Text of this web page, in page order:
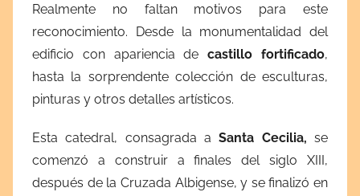
Realmente no faltan motivos para este
reconocimiento. Desde la monumentalidad del
edificio con apariencia decastillo fortificado,
hasta la sorprendente colección de esculturas,
pinturas y otros detalles artísticos.
Esta catedral, consagrada aSanta Cecilia,se
comenzó a construir a finales del siglo XIII,
después de la Cruzada Albigense, y se finalizó en